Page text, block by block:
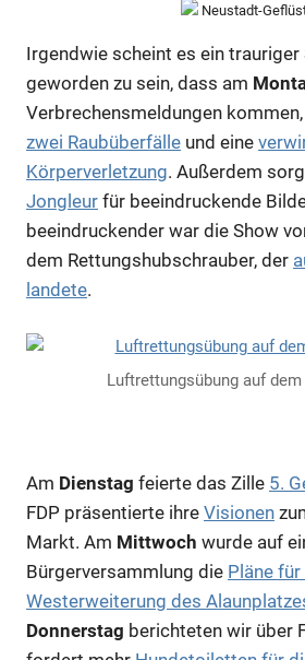
Neustadt-
Irgendwie scheint es ein trauriger
geworden zu sein, dass am
Verbrechensmeldungen
zwei Raubüberfälle und eine
Körperverletzung. Außerdem
Jongleur für beeindruckende
beeindruckender war die Show
dem Rettungshubschrauber, der
landete.
Luftrettungsübung auf
Am Dienstag feierte das Zille 5.
FDP präsentierte ihre Visionen
Markt. Am Mittwoch wurde auf
Bürgerversammlung die Pläne für
Westerweiterung des
Donnerstag berichteten wir über